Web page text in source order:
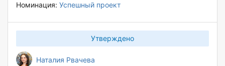
Номинация: Успешный проект
Наталия Рвачева
Утверждено